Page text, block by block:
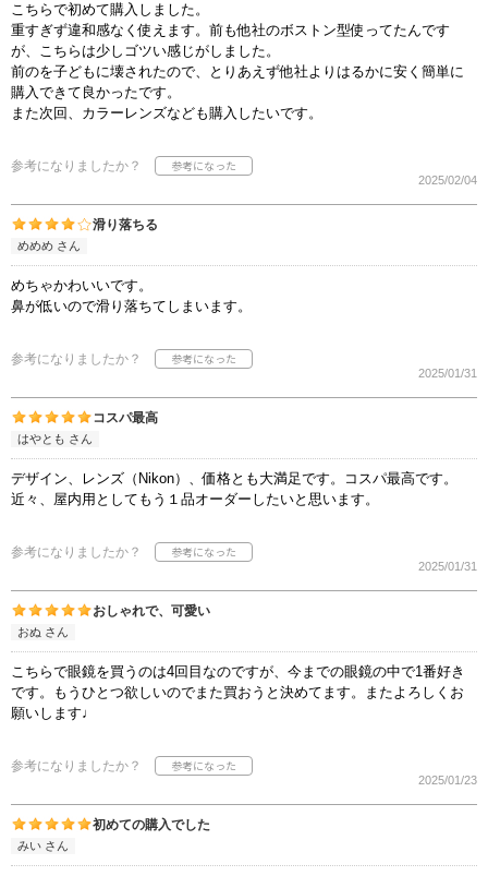
こちらで初めて購入しました。
重すぎず違和感なく使えます。前も他社のボストン型使ってたんです
が、こちらは少しゴツい感じがしました。
前のを子どもに壊されたので、とりあえず他社よりはるかに安く簡単に
購入できて良かったです。
また次回、カラーレンズなども購入したいです。
参考になりましたか？
2025/02/04
滑り落ちる
めめめ さん
めちゃかわいいです。
鼻が低いので滑り落ちてしまいます。
参考になりましたか？
2025/01/31
コスパ最高
はやとも さん
デザイン、レンズ（Nikon）、価格とも大満足です。コスパ最高です。
近々、屋内用としてもう１品オーダーしたいと思います。
参考になりましたか？
2025/01/31
おしゃれで、可愛い
おぬ さん
こちらで眼鏡を買うのは4回目なのですが、今までの眼鏡の中で1番好き
です。もうひとつ欲しいのでまた買おうと決めてます。またよろしくお
願いします♩
参考になりましたか？
2025/01/23
初めての購入でした
みい さん